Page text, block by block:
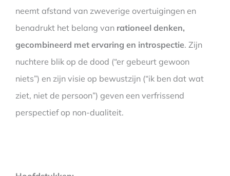
neemt afstand van zweverige overtuigingen en
benadrukt het belang van rationeel denken,
gecombineerd met ervaring en introspectie. Zijn
nuchtere blik op de dood (“er gebeurt gewoon
niets”) en zijn visie op bewustzijn (“ik ben dat wat
ziet, niet de persoon”) geven een verfrissend
perspectief op non-dualiteit.